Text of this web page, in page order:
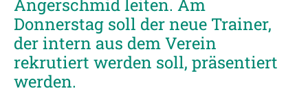
Angerschmid leiten. Am
Donnerstag soll der neue Trainer,
der intern aus dem Verein
rekrutiert werden soll, präsentiert
werden.